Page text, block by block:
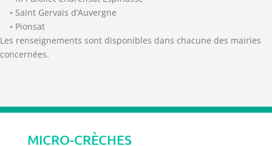
• Saint Gervais d’Auvergne
• Pionsat
Les renseignements sont disponibles dans chacune des mairies
concernées.
MICRO-CRÈCHES